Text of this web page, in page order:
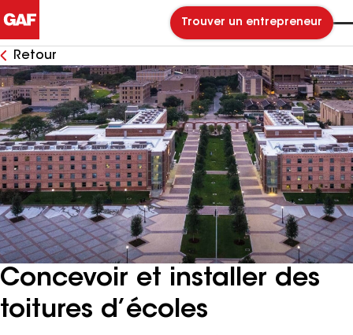
Trouver un entrepreneur
Retour
Concevoir et installer des
toitures d’écoles